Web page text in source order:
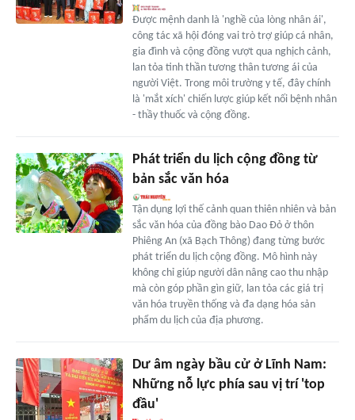
Được mệnh danh là 'nghề của lòng nhân ái',
công tác xã hội đóng vai trò trợ giúp cá nhân,
gia đình và cộng đồng vượt qua nghịch cảnh,
lan tỏa tinh thần tương thân tương ái của
người Việt. Trong môi trường y tế, đây chính
là 'mắt xích' chiến lược giúp kết nối bệnh nhân
- thầy thuốc và cộng đồng.
Phát triển du lịch cộng đồng từ
bản sắc văn hóa
Tận dụng lợi thế cảnh quan thiên nhiên và bản
sắc văn hóa của đồng bào Dao Đỏ ở thôn
Phiêng An (xã Bạch Thông) đang từng bước
phát triển du lịch cộng đồng. Mô hình này
không chỉ giúp người dân nâng cao thu nhập
mà còn góp phần gìn giữ, lan tỏa các giá trị
văn hóa truyền thống và đa dạng hóa sản
phẩm du lịch của địa phương.
Dư âm ngày bầu cử ở Lĩnh Nam:
Những nỗ lực phía sau vị trí 'top
đầu'